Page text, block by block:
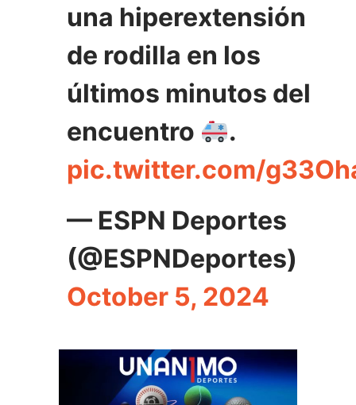
una hiperextensión
de rodilla en los
últimos minutos del
encuentro
.
pic.twitter.com/
— ESPN Deportes
(@ESPNDeportes)
October 5, 2024